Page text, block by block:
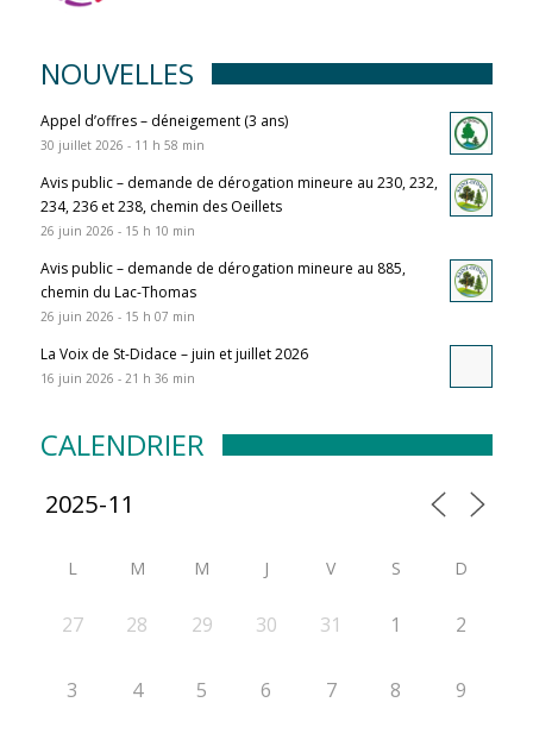
NOUVELLES
Appel d’offres – déneigement (3 ans)
30 juillet 2026 - 11 h 58 min
Avis public – demande de dérogation mineure au 230, 232,
234, 236 et 238, chemin des Oeillets
26 juin 2026 - 15 h 10 min
Avis public – demande de dérogation mineure au 885,
chemin du Lac-Thomas
26 juin 2026 - 15 h 07 min
La Voix de St-Didace – juin et juillet 2026
16 juin 2026 - 21 h 36 min
CALENDRIER
L M M J V S D
27 28 29 30 31 1 2
3 4 5 6 7 8 9